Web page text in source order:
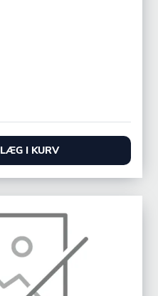
LÆG I KURV